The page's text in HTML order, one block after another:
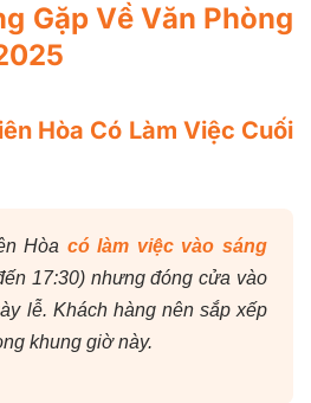
Gặp Về Văn Phòng
Hòa Có Làm Việc Cuối
Hòa có làm việc vào sáng
17:30) nhưng đóng cửa vào
lễ. Khách hàng nên sắp xếp
khung giờ này.